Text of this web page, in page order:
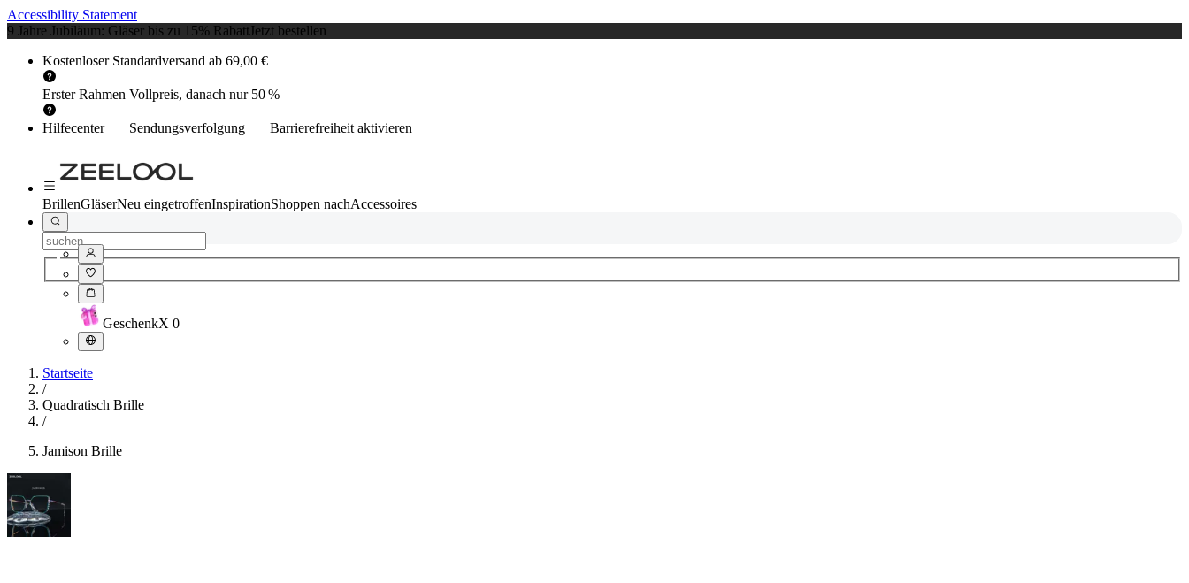
Accessibility Statement
9 Jahre Jubiläum: Gläser bis zu 15% RabattJetzt bestellen
Kostenloser Standardversand ab 69,00 €
Erster Rahmen Vollpreis, danach nur 50 %
Hilfecenter Sendungsverfolgung Barrierefreiheit aktivieren
BrillenGläserNeu eingetroffenInspirationShoppen nachAccessoires
GeschenkX 0
Startseite
/
Quadratisch Brille
/
Jamison Brille